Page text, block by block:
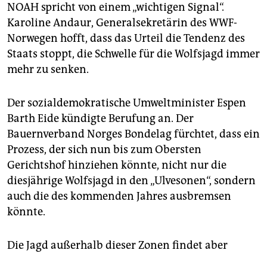
NOAH spricht von einem „wichtigen Signal“.
Karoline Andaur, Generalsekretärin des WWF-
Norwegen hofft, dass das Urteil die Tendenz des
Staats stoppt, die Schwelle für die Wolfsjagd immer
mehr zu senken.
Der sozialdemokratische Umweltminister Espen
Barth Eide kündigte Berufung an. Der
Bauernverband Norges Bondelag fürchtet, dass ein
Prozess, der sich nun bis zum Obersten
Gerichtshof hinziehen könnte, nicht nur die
diesjährige Wolfsjagd in den „Ulvesonen“, sondern
auch die des kommenden Jahres ausbremsen
könnte.
Die Jagd außerhalb dieser Zonen findet aber